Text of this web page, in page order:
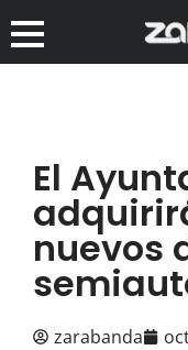
El
nuevos
zarabanda